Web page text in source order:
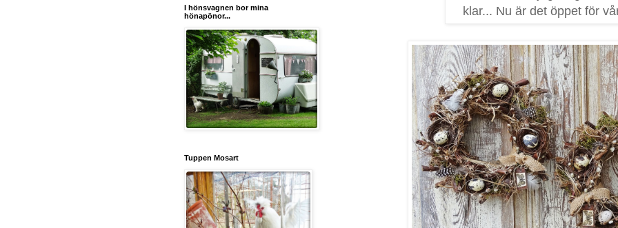
klar... Nu är det öppet för
I hönsvagnen bor mina
hönapönor...
Tuppen Mosart